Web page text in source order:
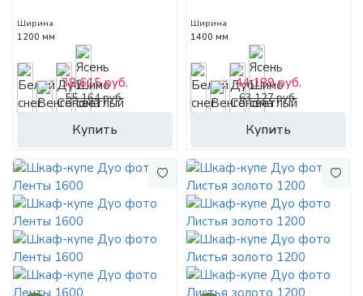
Ширина
1200 мм
Купить
38 615 руб.
55 164 руб.
Ширина
1400 мм
Купить
44 189 руб.
63 127 руб.